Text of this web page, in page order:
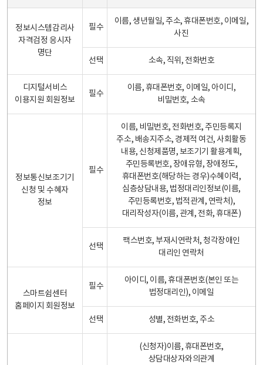
정보시스템감리사
자격검정 응시자
명단
필수
이름, 생년월일, 주소, 휴대폰번호, 이메일,
사진
선택 소속, 직위, 전화번호
디지털서비스
이용지원 회원정보
필수
이름, 휴대폰번호, 이메일, 아이디,
비밀번호, 소속
정보통신보조기기
신청 및 수혜자
정보
필수
이름, 비밀번호, 전화번호, 주민등록지
주소, 배송지주소, 경제적 여건, 사회활동
내용, 신청제품명, 보조기기 활용계획,
주민등록번호, 장애유형, 장애정도,
휴대폰번호(해당하는 경우)수혜이력,
심층상담내용, 법정대리인정보(이름,
주민등록번호, 법적관계, 연락처),
대리작성자(이름, 관계, 전화, 휴대폰)
선택
팩스번호, 부재시연락처, 청각장애인
대리인 연락처
스마트쉼센터
홈페이지 회원정보
필수
아이디, 이름, 휴대폰번호(본인 또는
법정대리인), 이메일
선택 성별, 전화번호, 주소
(신청자)이름, 휴대폰번호,
상담대상자와의관계